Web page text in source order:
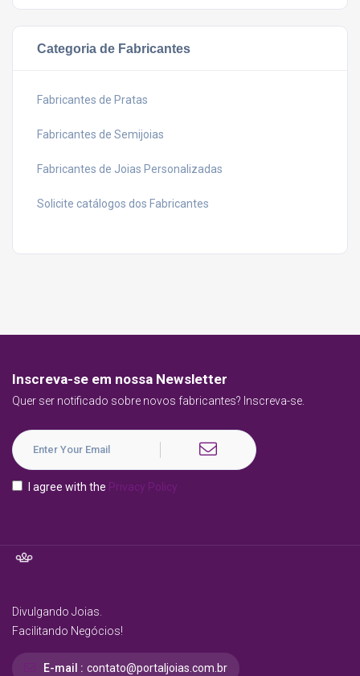
Categoria de Fabricantes
Fabricantes de Pratas
Fabricantes de Semijoias
Fabricantes de Joias Personalizadas
Solicite catálogos dos Fabricantes
Inscreva-se em nossa Newsletter
Quer ser notificado sobre novos fabricantes? Inscreva-se.
I agree with the Privacy Policy
Divulgando Joias.
Facilitando Negócios!
E-mail : contato@portaljoias.com.br